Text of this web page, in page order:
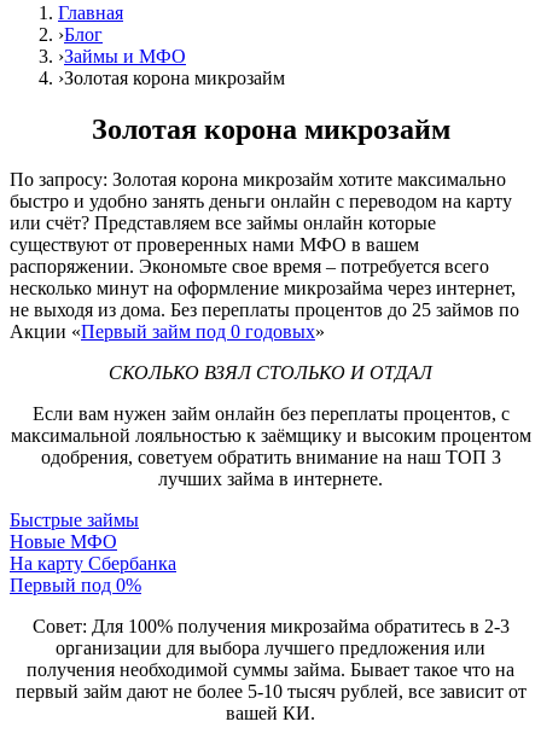
Главная
›Блог
›Займы и МФО
›Золотая корона микрозайм
Золотая корона микрозайм
По запросу: Золотая корона микрозайм хотите максимально
быстро и удобно занять деньги онлайн с переводом на карту
или счёт? Представляем все займы онлайн которые
существуют от проверенных нами МФО в вашем
распоряжении. Экономьте свое время – потребуется всего
несколько минут на оформление микрозайма через интернет,
не выходя из дома. Без переплаты процентов до 25 займов по
Акции «Первый займ под 0 годовых»
СКОЛЬКО ВЗЯЛ СТОЛЬКО И ОТДАЛ
Если вам нужен займ онлайн без переплаты процентов, с
максимальной лояльностью к заёмщику и высоким процентом
одобрения, советуем обратить внимание на наш ТОП 3
лучших займа в интернете.
Быстрые займы
Новые МФО
На карту Сбербанка
Первый под 0%
Совет: Для 100% получения микрозайма обратитесь в 2-3
организации для выбора лучшего предложения или
получения необходимой суммы займа. Бывает такое что на
первый займ дают не более 5-10 тысяч рублей, все зависит от
вашей КИ.